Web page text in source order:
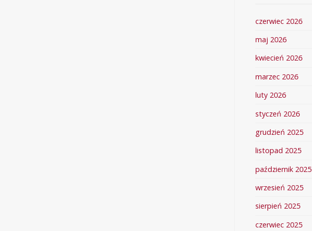
czerwiec 2026
maj 2026
kwiecień 2026
marzec 2026
luty 2026
styczeń 2026
grudzień 2025
listopad 2025
październik 2025
wrzesień 2025
sierpień 2025
czerwiec 2025